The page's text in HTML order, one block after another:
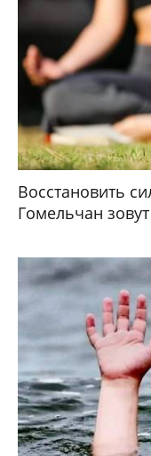
Восстановить
Гомельчан